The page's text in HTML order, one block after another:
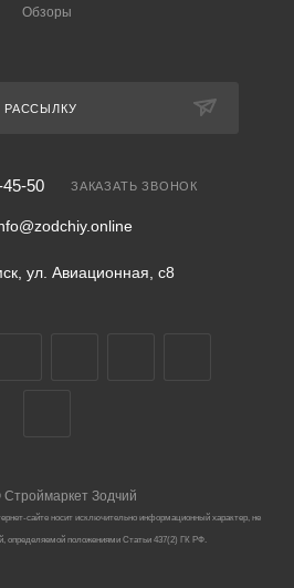
Обзоры
РАССЫЛКУ
50 ЗАКАЗАТЬ ЗВОНОК
ул. Авиационная, с8
Строймаркет Зодчий
сайте носит исключительно информационный характер, не
определяемой положениями Статьи 437(2) ГК РФ.